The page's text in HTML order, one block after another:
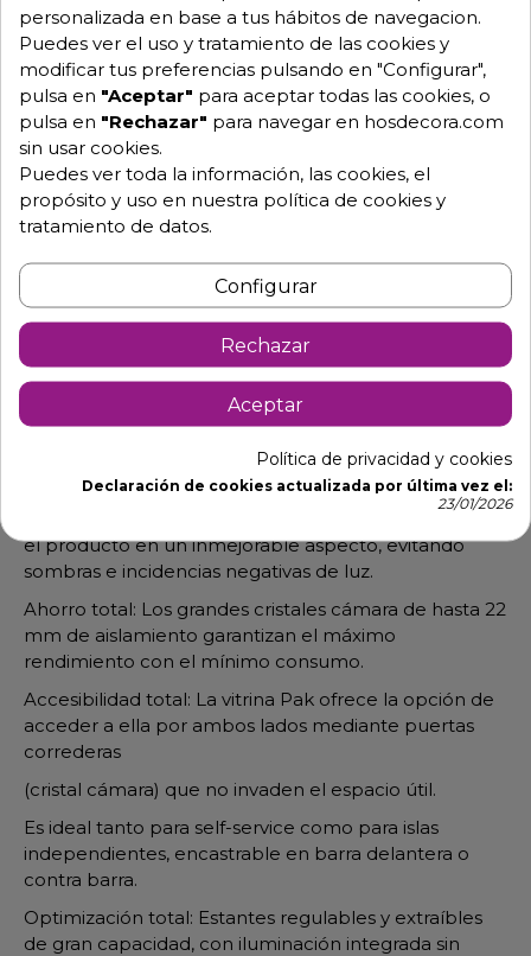
Descripción Detalles de producto
VITRINA PARA VINO EXPOSITORA
TAMAÑO COMPACTO CPAK-RAC-W
La vitrina para vino refrigerada de gran capacidad y
bajo consumo, para botellas de vino.
Visibilidad total: La zona expositiva se aumenta al
máximo eliminando del espacio visual el motor, y
maximizando la zona más valiosa de los
restauradores para mostrar sus productos.
Iluminación total: Cada estante de la vitrina Pak
dispone de doble iluminación específicamente
el producto en un inmejorable aspecto, evitando
sombras e incidencias negativas de luz.
Ahorro total: Los grandes cristales cámara de hasta 22
mm de aislamiento garantizan el máximo
rendimiento con el mínimo consumo.
Accesibilidad total: La vitrina Pak ofrece la opción de
acceder a ella por ambos lados mediante puertas
correderas
(cristal cámara) que no invaden el espacio útil.
Es ideal tanto para self-service como para islas
independientes, encastrable en barra delantera o
contra barra.
Optimización total: Estantes regulables y extraíbles
de gran capacidad, con iluminación integrada sin
personalizada en base a tus hábitos de navegacion.
Puedes ver el uso y tratamiento de las cookies y
modificar tus preferencias pulsando en "Configurar",
pulsa en "Aceptar" para aceptar todas las cookies, o
pulsa en "Rechazar" para navegar en hosdecora.com
sin usar cookies.
Puedes ver toda la información, las cookies, el
propósito y uso en nuestra política de cookies y
tratamiento de datos.
Configurar
Rechazar
Aceptar
Política de privacidad y cookies
Declaración de cookies actualizada por última vez el:
23/01/2026